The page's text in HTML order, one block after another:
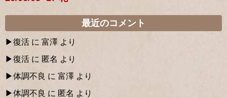
最近のコメント
復活 に 富澤 より
復活 に 匿名 より
体調不良 に 富澤 より
体調不良 に 匿名 より